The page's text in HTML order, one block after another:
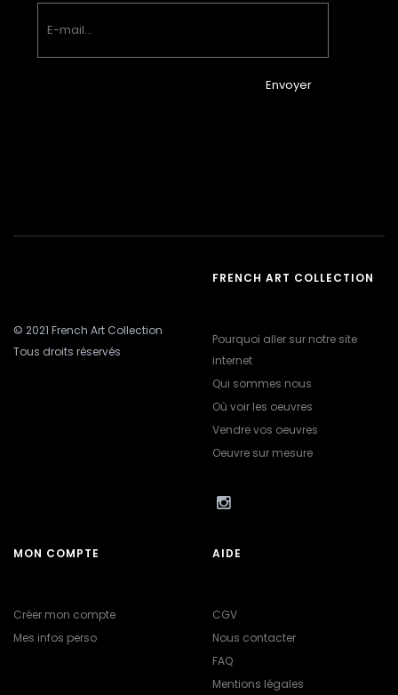
Envoyer
© 2021 French Art Collection
Tous droits réservés
FRENCH ART COLLECTION
Pourquoi aller sur notre site
internet
Qui sommes nous
Où voir les oeuvres
Vendre vos oeuvres
Oeuvre sur mesure
MON COMPTE
Créer mon compte
Mes infos perso
AIDE
CGV
Nous contacter
FAQ
Mentions légales